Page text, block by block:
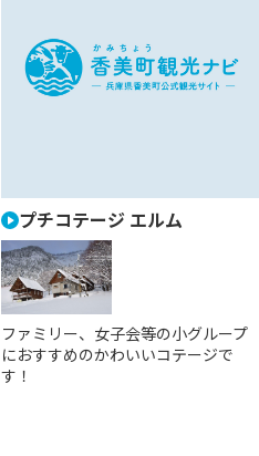
プチコテージ エルム
ファミリー、女子会等の小グループ
におすすめのかわいいコテージで
す！